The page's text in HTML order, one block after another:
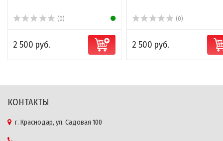
(0)
2 500 руб.
(0)
2 500 руб.
КОНТАКТЫ
г. Краснодар, ул. Садовая 100